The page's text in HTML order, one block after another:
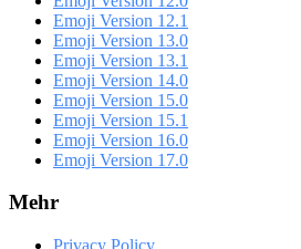
Emoji Version 12.1
Emoji Version 13.0
Emoji Version 13.1
Emoji Version 14.0
Emoji Version 15.0
Emoji Version 15.1
Emoji Version 16.0
Emoji Version 17.0
Mehr
Privacy Policy